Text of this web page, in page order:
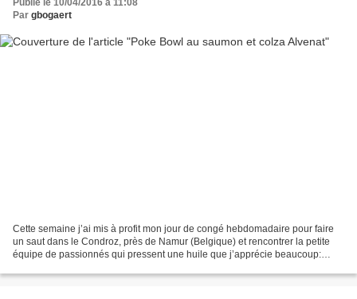
Publié le 10/04/2016 à 11:08
Par gbogaert
Cette semaine j’ai mis à profit mon jour de congé hebdomadaire pour faire
un saut dans le Condroz, près de Namur (Belgique) et rencontrer la petite
équipe de passionnés qui pressent une huile que j’apprécie beaucoup: